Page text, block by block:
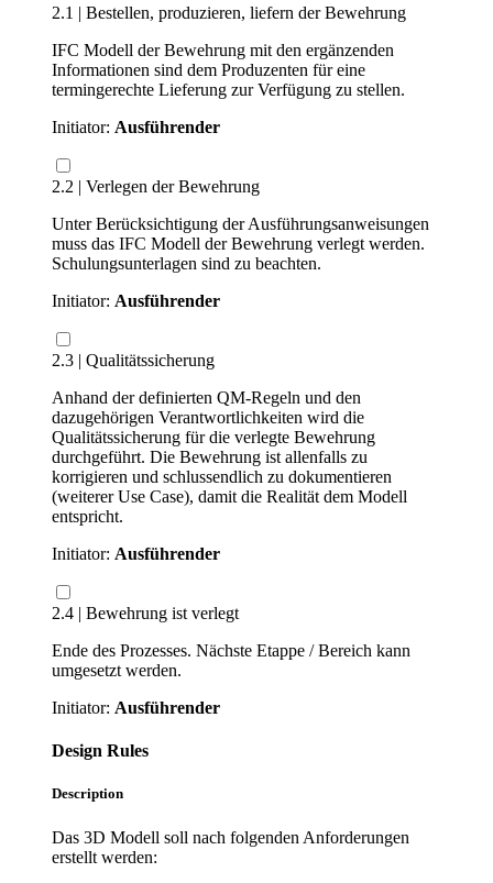
2.1 | Bestellen, produzieren, liefern der Bewehrung
IFC Modell der Bewehrung mit den ergänzenden
Informationen sind dem Produzenten für eine
termingerechte Lieferung zur Verfügung zu stellen.
Initiator: Ausführender
2.2 | Verlegen der Bewehrung
Unter Berücksichtigung der Ausführungsanweisungen
muss das IFC Modell der Bewehrung verlegt werden.
Schulungsunterlagen sind zu beachten.
Initiator: Ausführender
2.3 | Qualitätssicherung
Anhand der definierten QM-Regeln und den
dazugehörigen Verantwortlichkeiten wird die
Qualitätssicherung für die verlegte Bewehrung
durchgeführt. Die Bewehrung ist allenfalls zu
korrigieren und schlussendlich zu dokumentieren
(weiterer Use Case), damit die Realität dem Modell
entspricht.
Initiator: Ausführender
2.4 | Bewehrung ist verlegt
Ende des Prozesses. Nächste Etappe / Bereich kann
umgesetzt werden.
Initiator: Ausführender
Design Rules
Description
Das 3D Modell soll nach folgenden Anforderungen
erstellt werden: